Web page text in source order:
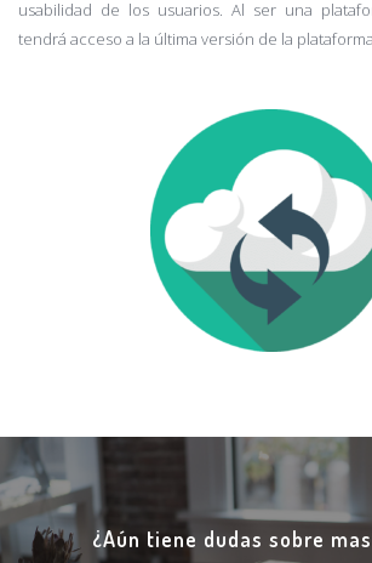
usabilidad de los usuarios. Al ser una
tendrá acceso a la última versión de la
¿Aún tiene dudas sobre